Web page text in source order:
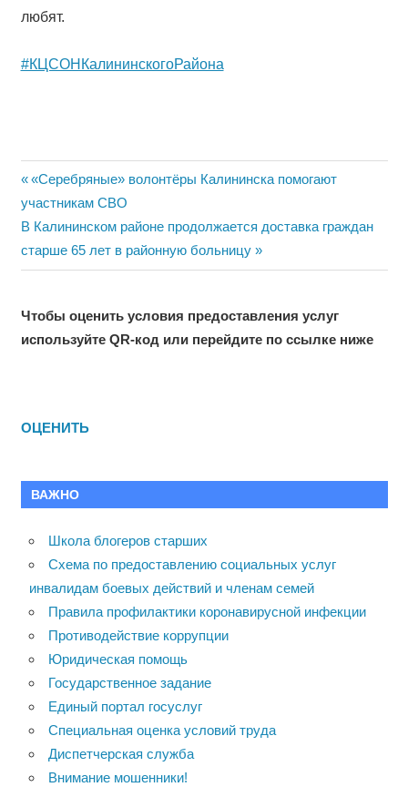
любят.
#КЦСОНКалининскогоРайона
Навигация
по
записям
Previous
Post:
«Серебряные» волонтёры Калининска помогают
участникам СВО
Next
Post:
В Калининском районе продолжается доставка граждан
старше 65 лет в районную больницу
Чтобы оценить условия предоставления услуг
используйте QR-код или перейдите по ссылке ниже
ОЦЕНИТЬ
ВАЖНО
Школа блогеров старших
Схема по предоставлению социальных услуг
инвалидам боевых действий и членам семей
Правила профилактики коронавирусной инфекции
Противодействие коррупции
Юридическая помощь
Государственное задание
Единый портал госуслуг
Специальная оценка условий труда
Диспетчерская служба
Внимание мошенники!